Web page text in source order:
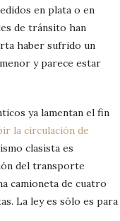
en plata o en
de tránsito han
haber sufrido un
y parece estar
ya lamentan el fin
la circulación de
clasista es
del transporte
camioneta de cuatro
La ley es sólo es para